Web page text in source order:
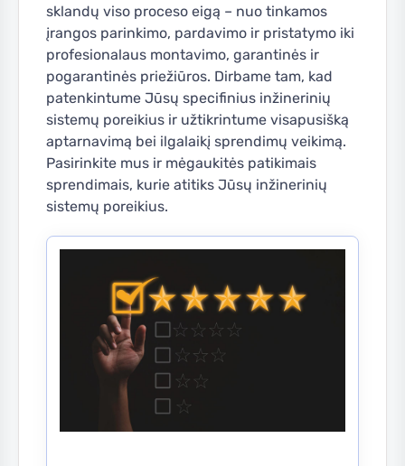
sklandų viso proceso eigą – nuo tinkamos
įrangos parinkimo, pardavimo ir pristatymo iki
profesionalaus montavimo, garantinės ir
pogarantinės priežiūros. Dirbame tam, kad
patenkintume Jūsų specifinius inžinerinių
sistemų poreikius ir užtikrintume visapusišką
aptarnavimą bei ilgalaikį sprendimų veikimą.
Pasirinkite mus ir mėgaukitės patikimais
sprendimais, kurie atitiks Jūsų inžinerinių
sistemų poreikius.